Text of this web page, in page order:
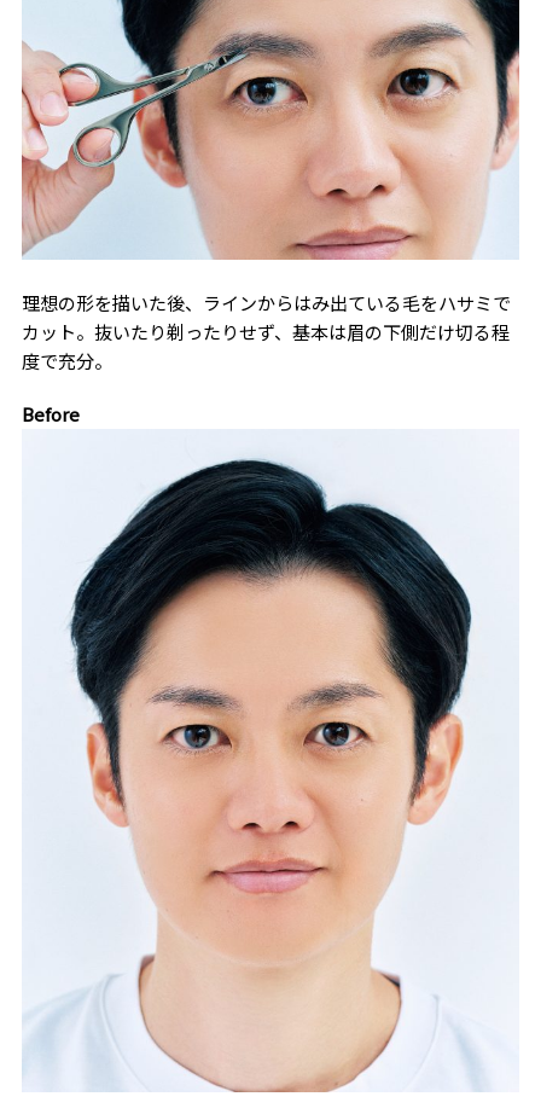
理想の形を描いた後、ラインからはみ出ている毛をハサミで
カット。抜いたり剃ったりせず、基本は眉の下側だけ切る程
度で充分。
Before